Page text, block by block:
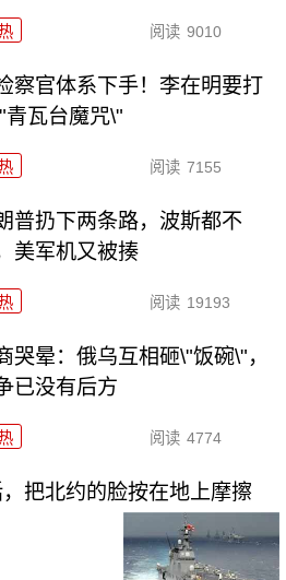
阅读 9010
察官体系下手！李在明要打
青瓦台魔咒\"
阅读 7155
普扔下两条路，波斯都不
美军机又被揍
阅读 19193
哭晕：俄乌互相砸\"饭碗\"，
已没有后方
阅读 4774
把北约的脸按在地上摩擦